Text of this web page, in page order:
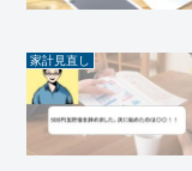
家計見直し